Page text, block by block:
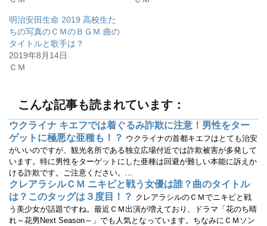
新
し
い
ウ
ィ
ン
ま
す
ッ
ク
し
て
く
だ
い
ウ
ィ
ン
ド
ウ
で
開
き
ま
明治安田生命 2019 高校生た
ちの写真のＣＭのＢＧＭ 曲の
タイトルと歌手は？
2019年8月14日
ＣＭ
こんな記事も読まれています：
ウクライナ キエフでは着ぐるみ詐欺に注意！男性をター
ゲットに極悪な亜種も！？ ウクライナの首都キエフはとても治安
がいいのですが、観光名所である独立広場付近では詐欺被害が多発して
います。特に男性をターゲットにした亜種は回避が難しい本能に訴えか
ける詐欺です。ご注意ください。...
クレアラシルＣＭ ニキビと戦う女優は誰？曲のタイトル
は？このタッグは３度目！？ クレアラシルのＣＭでニキビと戦
う美少女が話題ですね。最近ＣＭ出演が増えており、ドラマ「花のち晴
れ～花男Next Season～」でも人気となっています。ちなみにＣＭソン